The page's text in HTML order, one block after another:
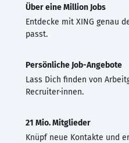
Über eine Million Jobs
Entdecke mit XING genau
passt.
Persönliche Job-Angebote
Lass Dich finden von
Recruiter·innen.
21 Mio. Mitglieder
Knüpf neue Kontakte und